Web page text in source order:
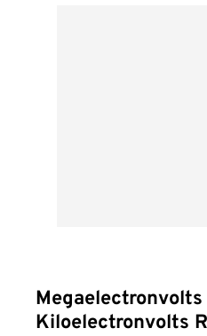
Megaelectronvolts
Kiloelectronvolts